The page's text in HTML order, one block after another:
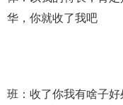
华，你就收了我吧
班：收了你我有啥子好